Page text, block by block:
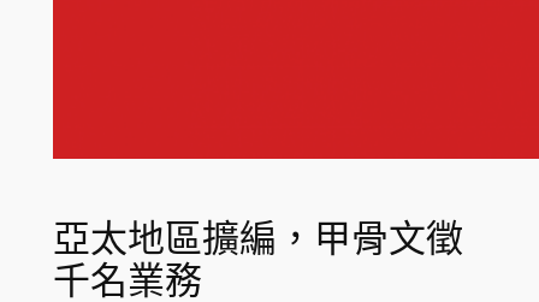
亞太地區擴編，甲骨文徵
千名業務